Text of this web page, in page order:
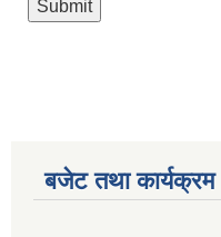
बजेट तथा कार्यक्रम